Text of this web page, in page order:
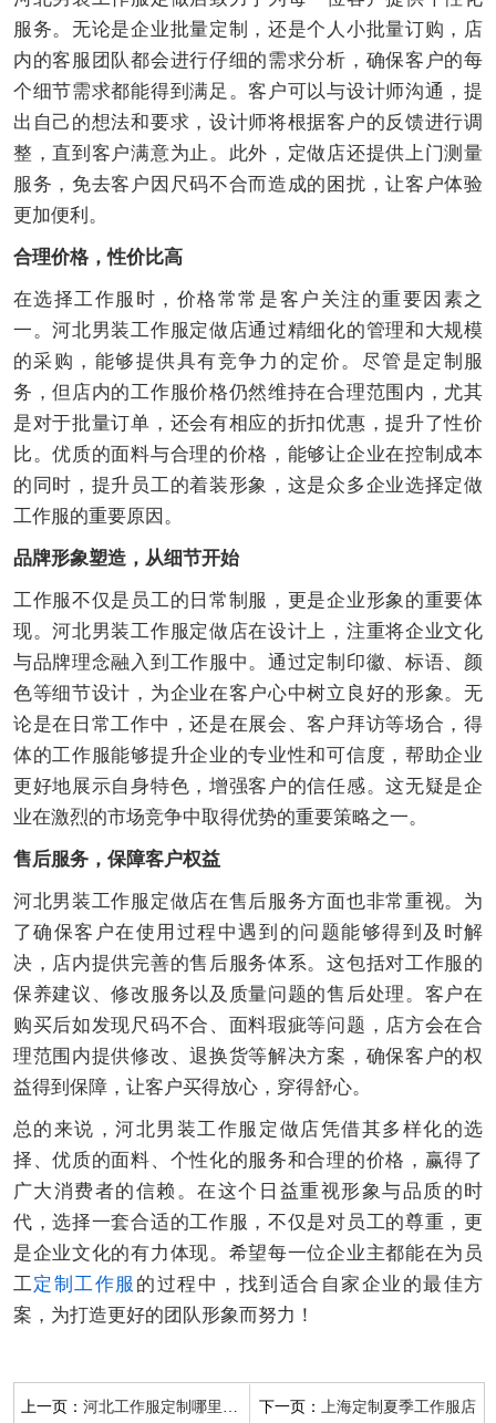
服务。无论是企业批量定制，还是个人小批量订购，店
内的客服团队都会进行仔细的需求分析，确保客户的每
个细节需求都能得到满足。客户可以与设计师沟通，提
出自己的想法和要求，设计师将根据客户的反馈进行调
整，直到客户满意为止。此外，定做店还提供上门测量
服务，免去客户因尺码不合而造成的困扰，让客户体验
更加便利。
合理价格，性价比高
在选择工作服时，价格常常是客户关注的重要因素之
一。河北男装工作服定做店通过精细化的管理和大规模
的采购，能够提供具有竞争力的定价。尽管是定制服
务，但店内的工作服价格仍然维持在合理范围内，尤其
是对于批量订单，还会有相应的折扣优惠，提升了性价
比。优质的面料与合理的价格，能够让企业在控制成本
的同时，提升员工的着装形象，这是众多企业选择定做
工作服的重要原因。
品牌形象塑造，从细节开始
工作服不仅是员工的日常制服，更是企业形象的重要体
现。河北男装工作服定做店在设计上，注重将企业文化
与品牌理念融入到工作服中。通过定制印徽、标语、颜
色等细节设计，为企业在客户心中树立良好的形象。无
论是在日常工作中，还是在展会、客户拜访等场合，得
体的工作服能够提升企业的专业性和可信度，帮助企业
更好地展示自身特色，增强客户的信任感。这无疑是企
业在激烈的市场竞争中取得优势的重要策略之一。
售后服务，保障客户权益
河北男装工作服定做店在售后服务方面也非常重视。为
了确保客户在使用过程中遇到的问题能够得到及时解
决，店内提供完善的售后服务体系。这包括对工作服的
保养建议、修改服务以及质量问题的售后处理。客户在
购买后如发现尺码不合、面料瑕疵等问题，店方会在合
理范围内提供修改、退换货等解决方案，确保客户的权
益得到保障，让客户买得放心，穿得舒心。
总的来说，河北男装工作服定做店凭借其多样化的选
择、优质的面料、个性化的服务和合理的价格，赢得了
广大消费者的信赖。在这个日益重视形象与品质的时
代，选择一套合适的工作服，不仅是对员工的尊重，更
是企业文化的有力体现。希望每一位企业主都能在为员
工定制工作服 的过程中，找到适合自家企业的最佳方
案，为打造更好的团队形象而努力！
上一页：河北工作服定制哪里好卖 下一页： 上海定制夏季工作服店